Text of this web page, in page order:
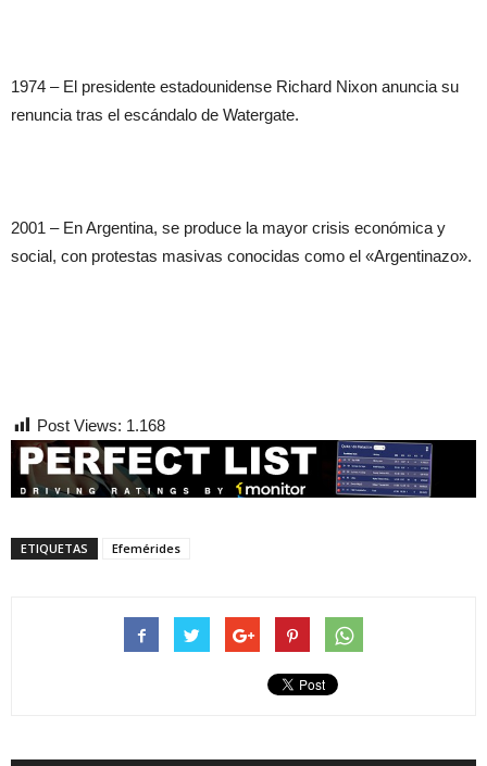
1974 – El presidente estadounidense Richard Nixon anuncia su
renuncia tras el escándalo de Watergate.
2001 – En Argentina, se produce la mayor crisis económica y
social, con protestas masivas conocidas como el «Argentinazo».
Post Views: 1.168
ETIQUETAS Efemérides